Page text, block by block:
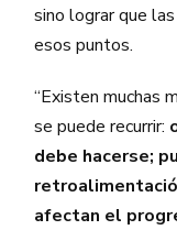
sino lograr que
esos puntos.
“Existen muchas
se puede recurrir:
debe hacerse;
afectan el